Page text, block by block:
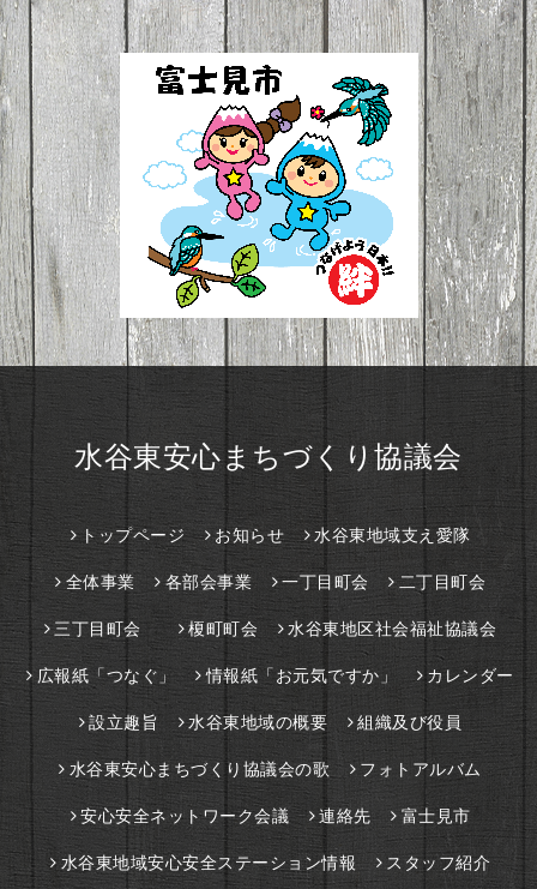
水谷東安心まちづくり協議会
トップページ お知らせ 水谷東地域支え愛隊
全体事業 各部会事業 一丁目町会 二丁目町会
三丁目町会 榎町町会 水谷東地区社会福祉協議会
広報紙「つなぐ」 情報紙「お元気ですか」 カレンダー
設立趣旨 水谷東地域の概要 組織及び役員
水谷東安心まちづくり協議会の歌 フォトアルバム
安心安全ネットワーク会議 連絡先 富士見市
水谷東地域安心安全ステーション情報 スタッフ紹介